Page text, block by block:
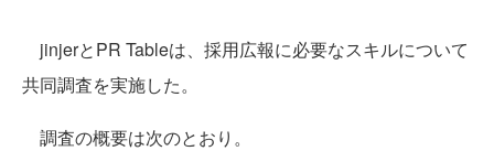
jinjerとPR Tableは、採用広報に必要なスキルについて
共同調査を実施した。
調査の概要は次のとおり。